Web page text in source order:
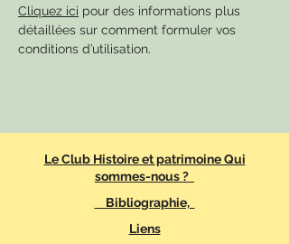
Cliquez ici pour des informations plus
détaillées sur comment formuler vos
conditions d’utilisation.
Le Club Histoire et patrimoine Qui
sommes-nous ?
Bibliographie,
Liens